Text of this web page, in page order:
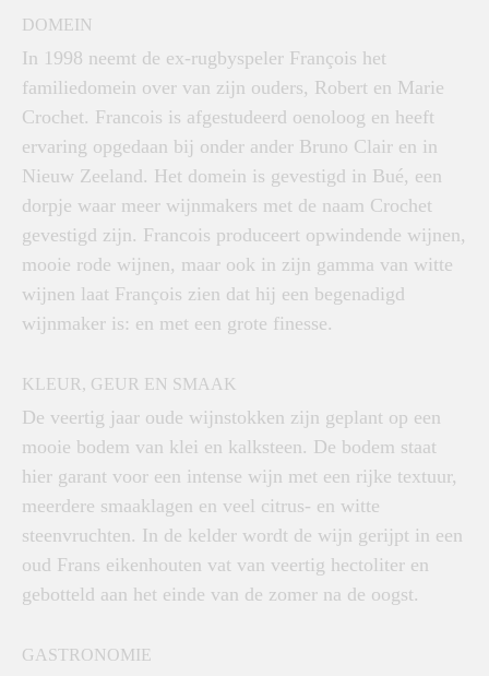
DOMEIN
In 1998 neemt de ex-rugbyspeler François het
familiedomein over van zijn ouders, Robert en Marie
Crochet. Francois is afgestudeerd oenoloog en heeft
ervaring opgedaan bij onder ander Bruno Clair en in
Nieuw Zeeland. Het domein is gevestigd in Bué, een
dorpje waar meer wijnmakers met de naam Crochet
gevestigd zijn. Francois produceert opwindende wijnen,
mooie rode wijnen, maar ook in zijn gamma van witte
wijnen laat François zien dat hij een begenadigd
wijnmaker is: en met een grote finesse.
KLEUR, GEUR EN SMAAK
De veertig jaar oude wijnstokken zijn geplant op een
mooie bodem van klei en kalksteen. De bodem staat
hier garant voor een intense wijn met een rijke textuur,
meerdere smaaklagen en veel citrus- en witte
steenvruchten. In de kelder wordt de wijn gerijpt in een
oud Frans eikenhouten vat van veertig hectoliter en
gebotteld aan het einde van de zomer na de oogst.
GASTRONOMIE